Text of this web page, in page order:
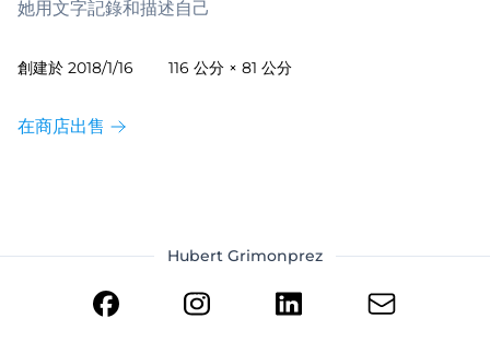
她用文字記錄和描述自己
創建於 2018/1/16 116 公分 × 81 公分
在商店出售
Hubert Grimonprez